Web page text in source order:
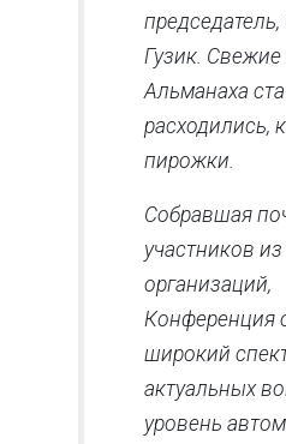
председатель,
Гузик.
Альманаха
расходились,
пирожки.
Собравшая
участников
организаций,
Конференция
широкий
актуальных
уровень